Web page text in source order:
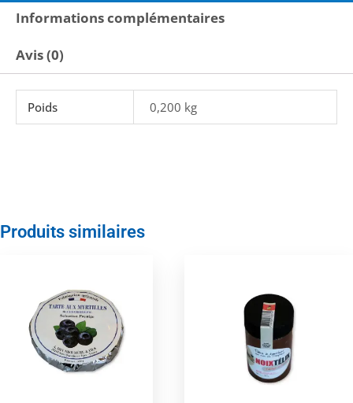
Informations complémentaires
Avis (0)
Poids 0,200 kg
Produits similaires